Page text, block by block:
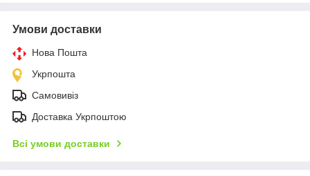
Умови доставки
Нова Пошта
Укрпошта
Самовивіз
Доставка Укрпоштою
Всі умови доставки